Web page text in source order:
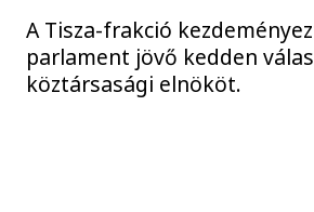
A Tisza-frakció
parlament jövő kedden
köztársasági elnököt.